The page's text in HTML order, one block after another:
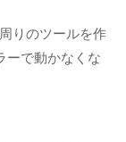
りのツールを作
ーで動かなくな